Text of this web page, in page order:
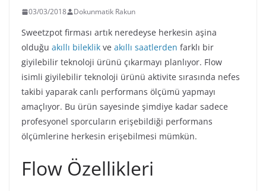
03/03/2018 Dokunmatik Rakun
Sweetzpot firması artık neredeyse herkesin aşina
olduğu akıllı bileklik ve akıllı saatlerden farklı bir
giyilebilir teknoloji ürünü çıkarmayı planlıyor. Flow
isimli giyilebilir teknoloji ürünü aktivite sırasında nefes
takibi yaparak canlı performans ölçümü yapmayı
amaçlıyor. Bu ürün sayesinde şimdiye kadar sadece
profesyonel sporcuların erişebildiği performans
ölçümlerine herkesin erişebilmesi mümkün.
Flow Özellikleri